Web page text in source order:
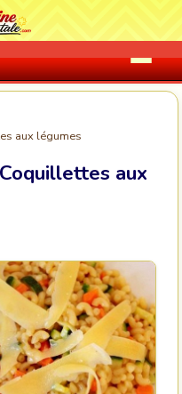
aux légumes
Coquillettes aux